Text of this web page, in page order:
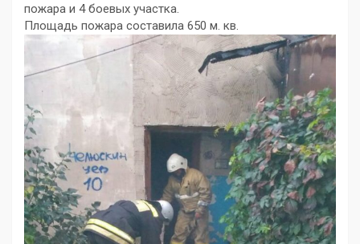
пожара и 4 боевых участка.
Площадь пожара составила 650 м. кв.